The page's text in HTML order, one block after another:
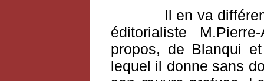
Il en va
éditorialiste
propos, de Blanqui
lequel il donne sans